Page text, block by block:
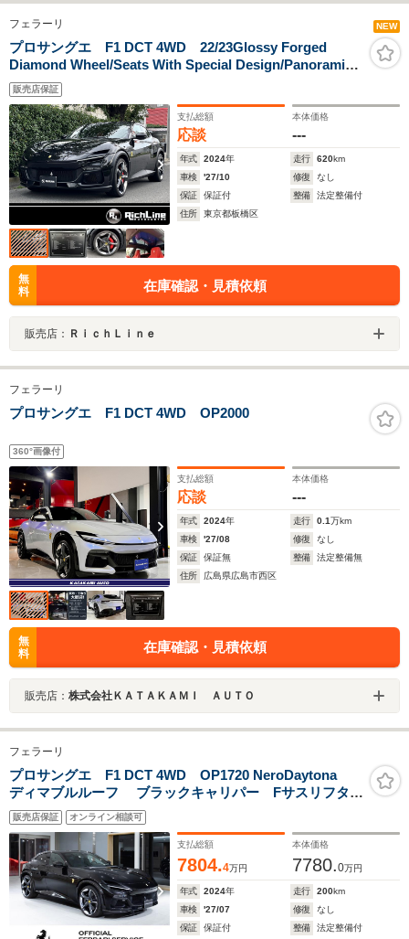
フェラーリ NEW
プロサングエ F1 DCT 4WD 22/23Glossy Forged
Diamond Wheel/Seats With Special Design/Panoramic
Roof/Carbon Fibre(Door Panels/Kickplate/Centre
Console)/Carbon Fibre Steering Wheel+Leds/F Seats
Massag+Vent/High-End Audio System
販売店保証
支払総額
応談
本体価格
---
年式 2024年 走行 620km
車検
'27/10 修復
なし
保証
保証付 整備
法定整備付
住所
東京都板橋区
無
料
在庫確認・見積依頼
販売店： ＲｉｃｈＬｉｎｅ
フェラーリ
プロサングエ F1 DCT 4WD OP2000
360°画像付
支払総額
応談
本体価格
---
年式 2024年 走行 0.1万km
車検
'27/08 修復
なし
保証
保証無 整備
法定整備無
住所
広島県広島市西区
無
料
在庫確認・見積依頼
販売店： 株式会社ＫＡＴＡＫＡＭＩ ＡＵＴＯ
フェラーリ
プロサングエ F1 DCT 4WD OP1720 NeroDaytona
ディマブルルーフ ブラックキャリパー Fサスリフタ
ー カーボンアウターシルカバー/ミラーカバー/Fスポイ
ラー/ホイールアーチ/リアディフューザー/ドアパネル
LED-S
販売店保証 オンライン相談可
支払総額
7804.4万円
本体価格
7780.0万円
年式 2024年 走行 200km
車検
'27/07 修復
なし
保証
保証付 整備
法定整備付